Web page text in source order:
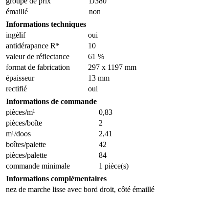
émaillé
non
Informations techniques
ingélif
oui
antidérapance R*
10
valeur de réflectance
61 %
format de fabrication
297 x 1197 mm
épaisseur
13 mm
rectifié
oui
Informations de commande
pièces/m¹
0,83
pièces/boîte
2
m¹/doos
2,41
boîtes/palette
42
pièces/palette
84
commande minimale
1 pièce(s)
Informations complémentaires
nez de marche lisse avec bord droit, côté émaillé